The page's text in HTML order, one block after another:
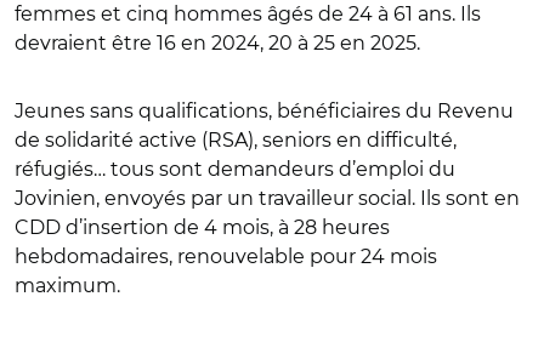
femmes et cinq hommes âgés de 24 à 61 ans. Ils
devraient être 16 en 2024, 20 à 25 en 2025.
Jeunes sans qualifications, bénéficiaires du Revenu
de solidarité active (RSA), seniors en difficulté,
réfugiés… tous sont demandeurs d’emploi du
Jovinien, envoyés par un travailleur social. Ils sont en
CDD d’insertion de 4 mois, à 28 heures
hebdomadaires, renouvelable pour 24 mois
maximum.